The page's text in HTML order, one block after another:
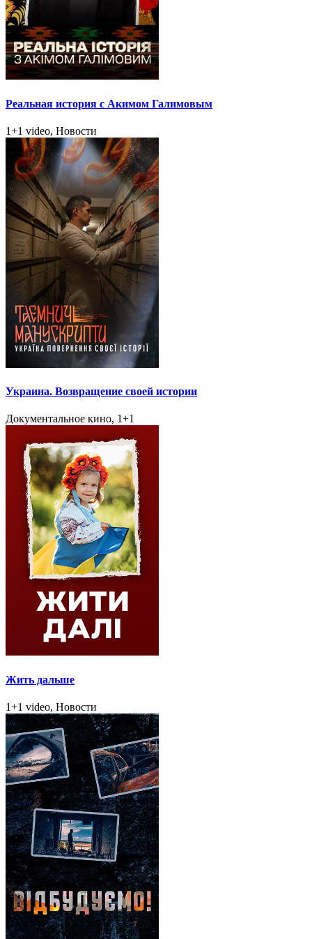
Реальная история с Акимом Галимовым
1+1 video, Новости
Украина. Возвращение своей истории
Документальное кино, 1+1
Жить дальше
1+1 video, Новости